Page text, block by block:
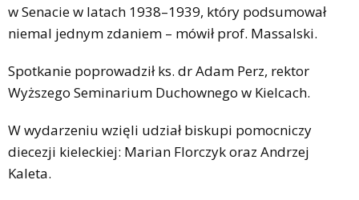
w Senacie w latach 1938–1939, który podsumował
niemal jednym zdaniem – mówił prof. Massalski.
Spotkanie poprowadził ks. dr Adam Perz, rektor
Wyższego Seminarium Duchownego w Kielcach.
W wydarzeniu wzięli udział biskupi pomocniczy
diecezji kieleckiej: Marian Florczyk oraz Andrzej
Kaleta.